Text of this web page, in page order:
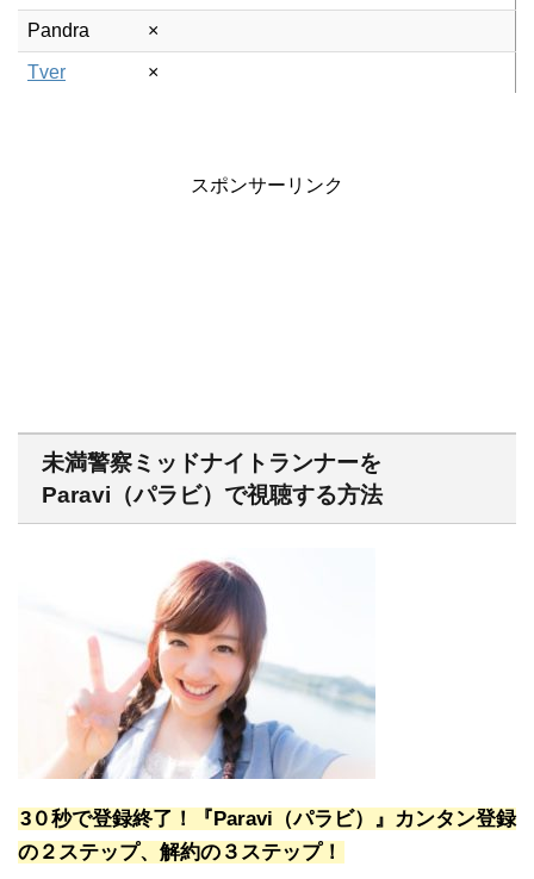
Pandra ×
Tver ×
スポンサーリンク
未満警察ミッドナイトランナーを
Paravi（パラビ）で視聴する方法
3０秒で登録終了！『Paravi（パラビ）』カンタン登録
の２ステップ、解約の３ステップ！